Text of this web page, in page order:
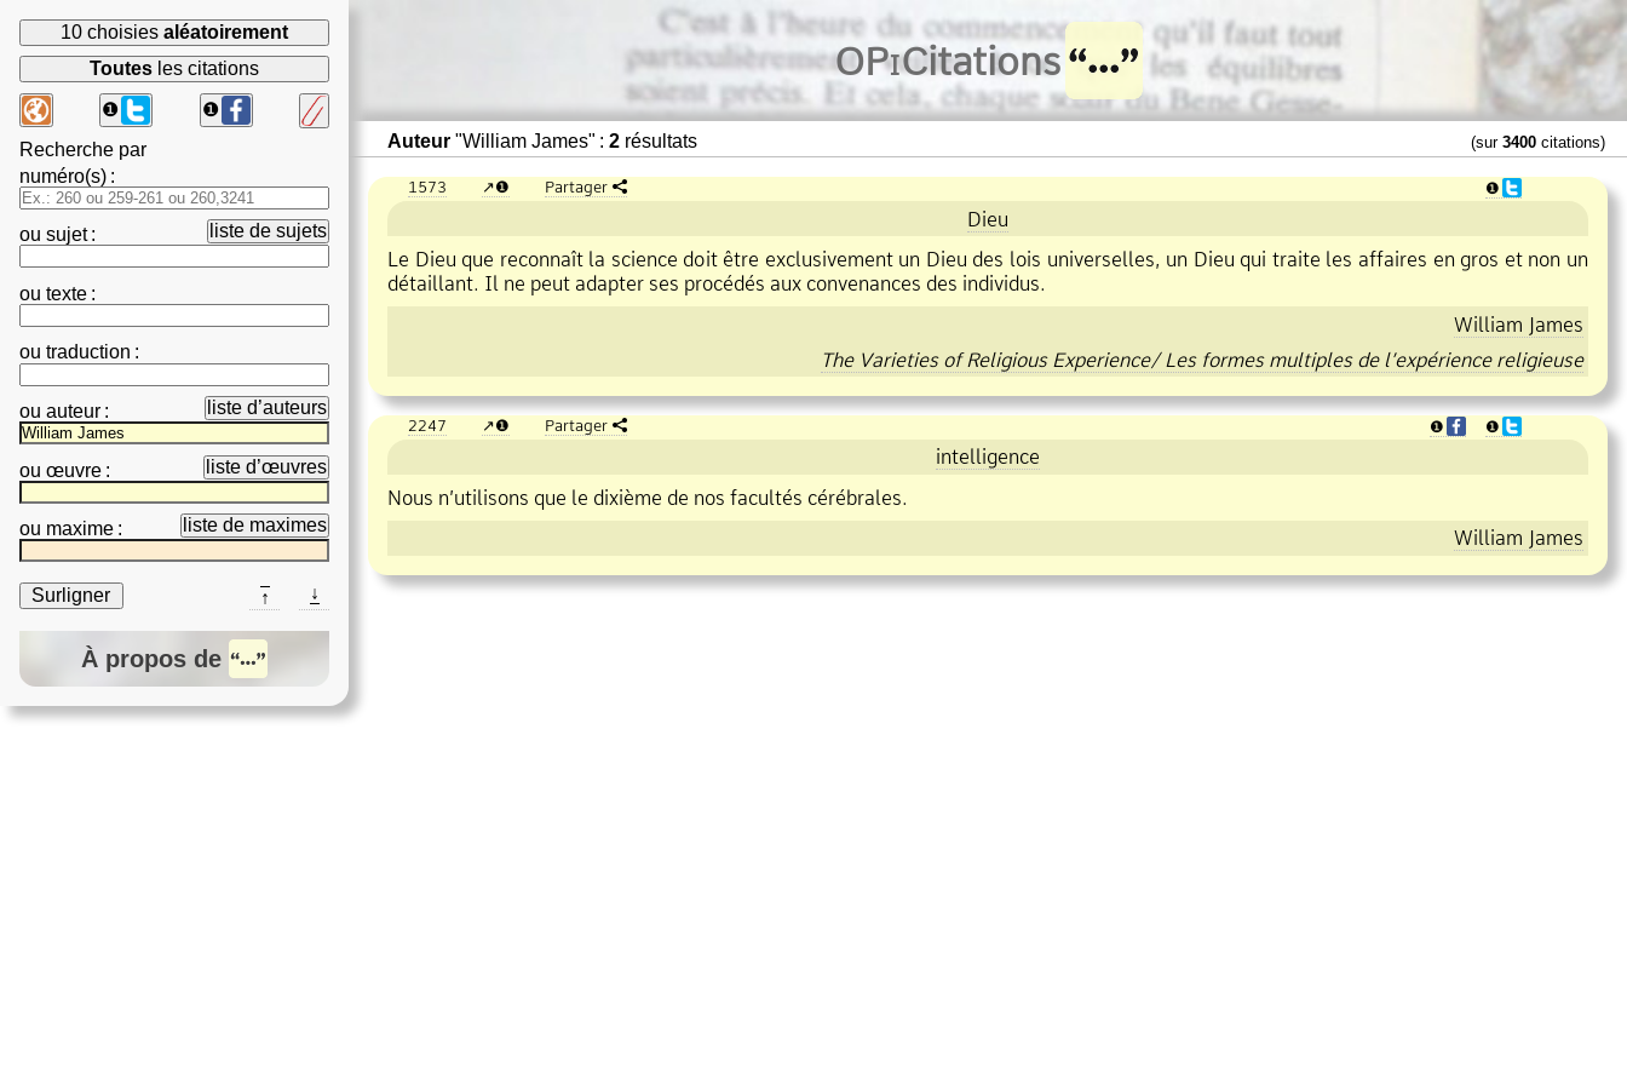
10 choisies aléatoirement
Toutes les citations
❶
❶
Recherche par
numéro(s) :
ou sujet: liste de sujets
ou texte :
ou traduction :
ou auteur : liste d’auteurs
ou œuvre : liste d’œuvres
ou maxime : liste de maximes
Surligner ↓
↑
À propos de
OPiCitations
Auteur "William James" : 2 résultats (sur 3400 citations)
1573 ❶ Partager ❶
Dieu
Le Dieu que reconnaît la science doit être exclusivement un Dieu des lois universelles, un Dieu qui traite les affaires en gros et non un
détaillant. Il ne peut adapter ses procédés aux convenances des individus.
William James
The Varieties of Religious Experience/ Les formes multiples de l’expérience religieuse
2247 ❶ Partager ❶ ❶
intelligence
Nous n’utilisons que le dixième de nos facultés cérébrales.
William James